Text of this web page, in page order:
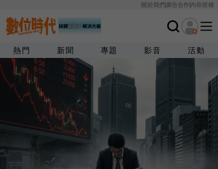
關於我們廣告合作內容授權
熱門 新聞 專題 影音 活動